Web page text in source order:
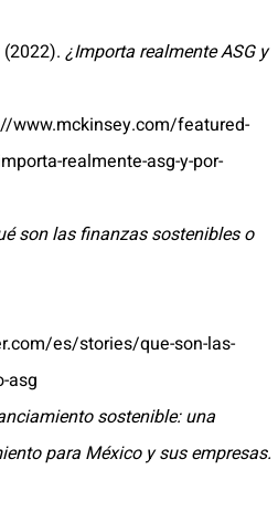
¿Importa realmente ASG y
www.mckinsey.com/featured-
realmente-asg-y-por-
son las finanzas sostenibles o
es/stories/que-son-las-
asg
sostenible: una
para México y sus empresas.